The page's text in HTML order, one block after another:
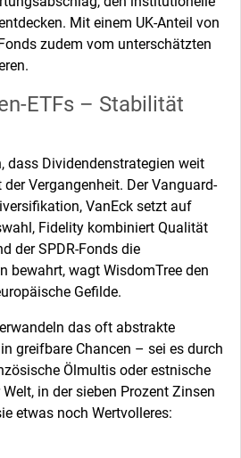
Mit einem UK-Anteil von
zudem vom unterschätzten
ETFs – Stabilität
dass Dividendenstrategien weit
Vergangenheit. Der Vanguard-
VanEck setzt auf
Fidelity kombiniert Qualität
der SPDR-Fonds die
bewahrt, wagt WisdomTree den
Gefilde.
das oft abstrakte
greifbare Chancen – sei es durch
Ölmultis oder estnische
in der sieben Prozent Zinsen
etwas noch Wertvolleres: